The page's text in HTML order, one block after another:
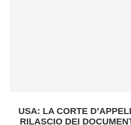
USA: LA CORTE
RILASCIO DEI